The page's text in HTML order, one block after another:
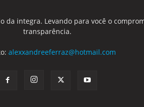
integra. Levando para você o
transparência.
alexxandreeferraz@hotmail.com